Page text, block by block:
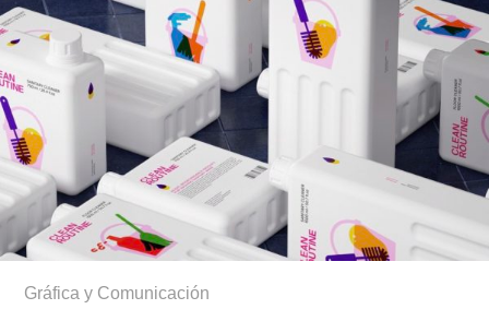
Gráfica y Comunicación